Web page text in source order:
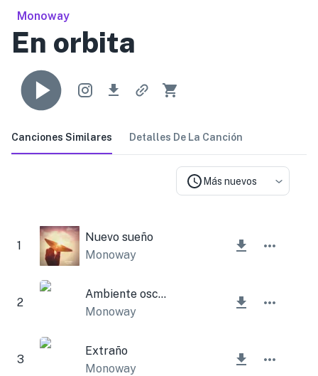
Monoway
En orbita
Canciones Similares Detalles De La Canción
Más nuevos
1
Nuevo sueño
Monoway
2
Ambiente oscuro
Monoway
3
Extraño
Monoway